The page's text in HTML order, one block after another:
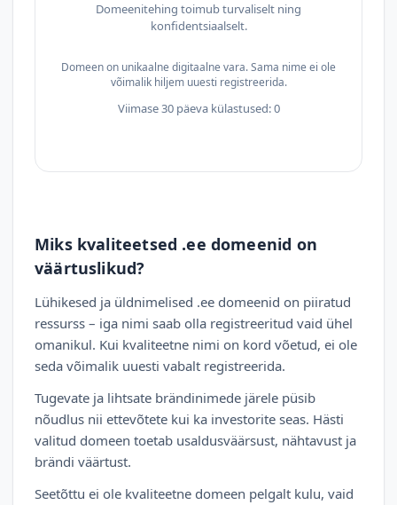
Domeenitehing toimub turvaliselt ning
konfidentsiaalselt.
Domeen on unikaalne digitaalne vara. Sama nime ei ole
võimalik hiljem uuesti registreerida.
Viimase 30 päeva külastused: 0
Miks kvaliteetsed .ee domeenid on
väärtuslikud?
Lühikesed ja üldnimelised .ee domeenid on piiratud
ressurss – iga nimi saab olla registreeritud vaid ühel
omanikul. Kui kvaliteetne nimi on kord võetud, ei ole
seda võimalik uuesti vabalt registreerida.
Tugevate ja lihtsate brändinimede järele püsib
nõudlus nii ettevõtete kui ka investorite seas. Hästi
valitud domeen toetab usaldusväärsust, nähtavust ja
brändi väärtust.
Seetõttu ei ole kvaliteetne domeen pelgalt kulu, vaid